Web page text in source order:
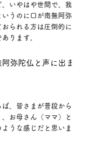
、いやはや世間で、我
いうのに口が南無阿弥
られる方は圧倒的に
ります。
阿弥陀仏と声に出ま
ば、皆さまが普段から
お母さん（ママ）と
うな感じだと思いま